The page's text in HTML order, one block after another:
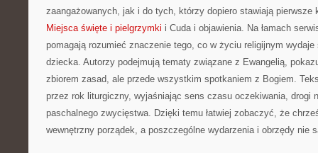
zaangażowanych, jak i do tych, którzy dopiero stawiają pierwsze
Miejsca święte i pielgrzymki i Cuda i objawienia. Na łamach
pomagają rozumieć znaczenie tego, co w życiu religijnym
dziecka. Autorzy podejmują tematy związane z Ewangelią,
zbiorem zasad, ale przede wszystkim spotkaniem z Bogiem.
przez rok liturgiczny, wyjaśniając sens czasu oczekiwania, drogi
paschalnego zwycięstwa. Dzięki temu łatwiej zobaczyć, że
wewnętrzny porządek, a poszczególne wydarzenia i obrzędy nie